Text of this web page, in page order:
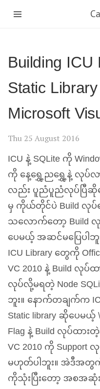
BuildingICU
Static
Microsoft
Thu 25 August 2016
ICUနဲ့ SQLite ကို
ကို နေ့ရွှေ့ညရွှေ့နဲ့ လု
လည်း ပူညံပူညံလုပ်ပြီဆို
မှ ကိုယ်တိုင်ပဲ Build လု
သလောက်တော့ Build
ပေမယ့် အဆင်မပြေပ
ICULibrary တွေကို
VC2010 နဲ့ Build လုပ်
လုပ်လို့မရတဲ့ Node
ဘူး။ နောက်တချက်က
Static library ဆိုပေမယ့် \
Flag နဲ့ Build လုပ်ထာ
VC2010 ကို
မဟုတ်ပါဘူး။ အဲဒီအတွက်က
ကိုသုံးပြီးတော့ အစအ